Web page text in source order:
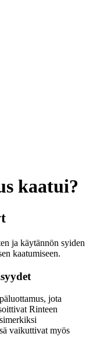
kaatui?
ja käytännön syiden
kaatumiseen.
jota
Rinteen
vaikuttivat myös